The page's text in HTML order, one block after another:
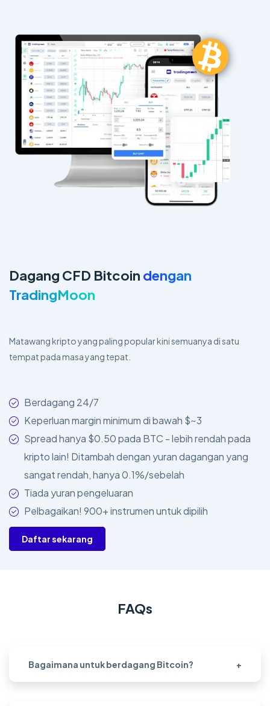
Dagang CFD Bitcoin dengan
TradingMoon
Matawang kripto yang paling popular kini semuanya di satu
tempat pada masa yang tepat.
Berdagang 24/7
Keperluan margin minimum di bawah $~3
Spread hanya $0.50 pada BTC - lebih rendah pada
kripto lain! Ditambah dengan yuran dagangan yang
sangat rendah, hanya 0.1%/sebelah
Tiada yuran pengeluaran
Pelbagaikan! 900+ instrumen untuk dipilih
Daftar sekarang
FAQs
Bagaimana untuk berdagang Bitcoin? +